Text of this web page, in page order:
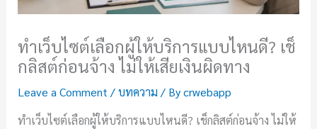
ทำเว็บไซต์เลือกผู้ให้บริการแบบไหนดี? เช็
กลิสต์ก่อนจ้าง ไม่ให้เสียเงินผิดทาง
Leave a Comment /บทความ / Bycrwebapp
ทำเว็บไซต์เลือกผู้ให้บริการแบบไหนดี? เช็กลิสต์ก่อนจ้าง ไม่ให้